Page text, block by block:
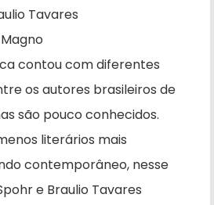
Tavares
contou com diferentes
os autores brasileiros de
são pouco conhecidos.
literários mais
contemporâneo, nesse
e Braulio Tavares